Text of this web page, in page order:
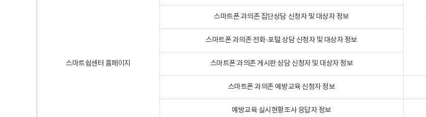
스마트쉼센터 홈페이지
스마트폰 과의존 집단상담 신청자 및 대상자 정보
스마트폰 과의존 전화·포털 상담 신청자 및 대상자 정보
스마트폰 과의존 게시판 상담 신청자 및 대상자 정보
스마트폰 과의존 예방교육 신청자 정보
예방교육 실시현황조사 응답자 정보